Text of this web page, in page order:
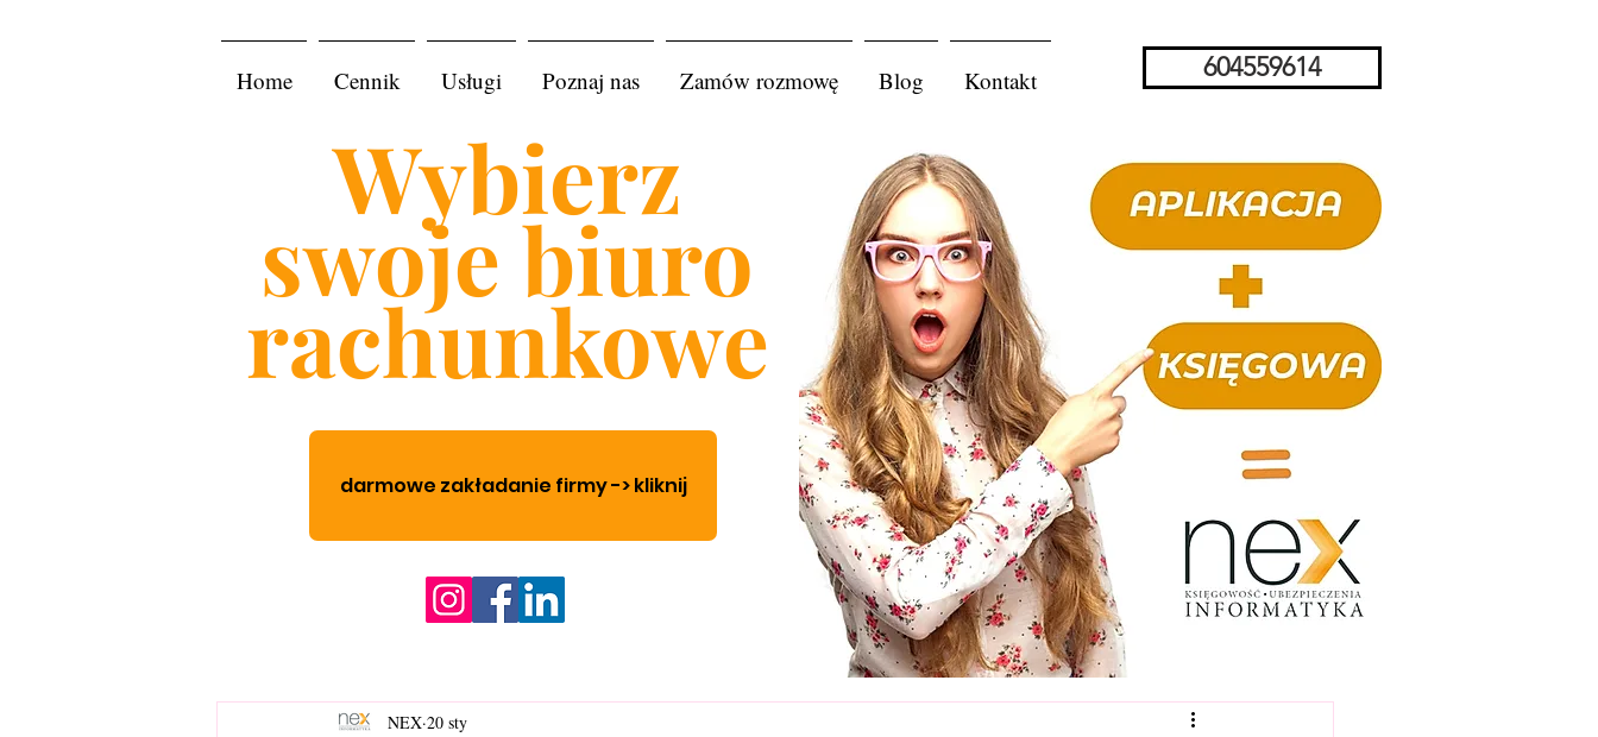
Home Cennik Usługi Poznaj nas Zamów rozmowę Blog Kontakt 604559614
Wybierz
swoje biuro
rachunkowe
darmowe zakładanie firmy -> kliknij
NEX 20 sty